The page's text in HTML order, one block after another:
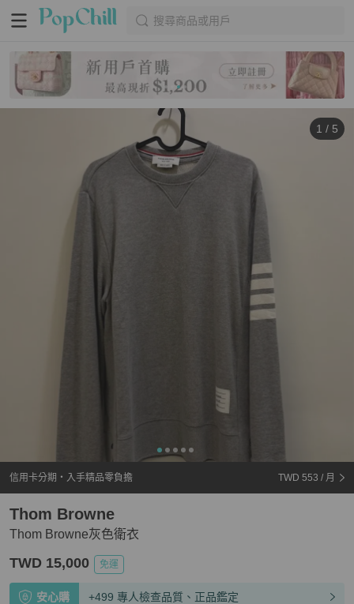
搜尋商品或用戶
1 / 5
信用卡分期・入手精品零負擔 TWD 553 / 月
Thom Browne灰色衛衣
Thom Browne
TWD 15,000 免運
安心購 +499 專人檢查品質、正品鑑定